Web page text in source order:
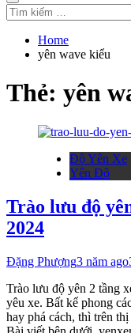
Tìm
kiếm
cho:
Home
yên wave kiểu
Thẻ: yên
Độ Yên Xe
Yên Độ
Trào lưu độ
2024
Đặng Phượng3 năm ago
Trào lưu độ yên 2 tầng
yêu xe. Bất kể phong
hay phá cách, thì trên